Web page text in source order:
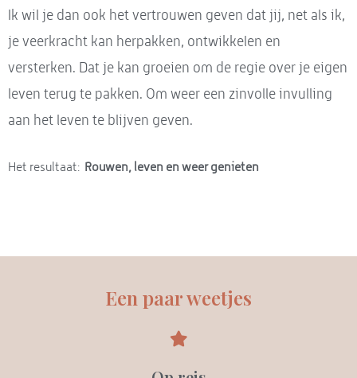
Ik wil je dan ook het vertrouwen geven dat jij, net als ik,
je veerkracht kan herpakken, ontwikkelen en
versterken. Dat je kan groeien om de regie over je eigen
leven terug te pakken. Om weer een zinvolle invulling
aan het leven te blijven geven.
Het resultaat: Rouwen, leven en weer genieten
Een paar weetjes